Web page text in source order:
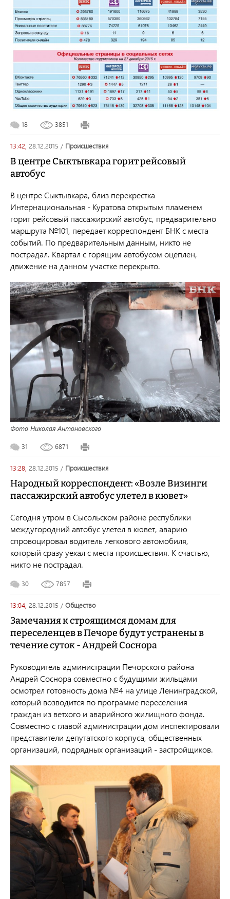
18 3851
13:42, 28.12.2015 / происшествия
В центре Сыктывкара горит рейсовый
автобус
В центре Сыктывкара, близ перекрестка
Интернациональная - Куратова открытым пламенем
горит рейсовый пассажирский автобус, предварительно
маршрута №101, передает корреспондент БНК с места
событий. По предварительным данным, никто не
пострадал. Квартал с горящим автобусом оцеплен,
движение на данном участке перекрыто.
Фото Николая Антоновского
31 6871
13:28, 28.12.2015 / происшествия
Народный корреспондент: «Возле Визинги
пассажирский автобус улетел в кювет»
Сегодня утром в Сысольском районе республики
междугородний автобус улетел в кювет, аварию
спровоцировал водитель легкового автомобиля,
который сразу уехал с места происшествия. К счастью,
никто не пострадал.
30 7857
13:04, 28.12.2015 / общество
Замечания к строящимся домам для
переселенцев в Печоре будут устранены в
течение суток - Андрей Соснора
Руководитель администрации Печорского района
Андрей Соснора совместно с будущими жильцами
осмотрел готовность дома №4 на улице Ленинградской,
который возводится по программе переселения
граждан из ветхого и аварийного жилищного фонда.
Совместно с главой администрации дом инспектировали
представители депутатского корпуса, общественных
организаций, подрядных организаций - застройщиков.